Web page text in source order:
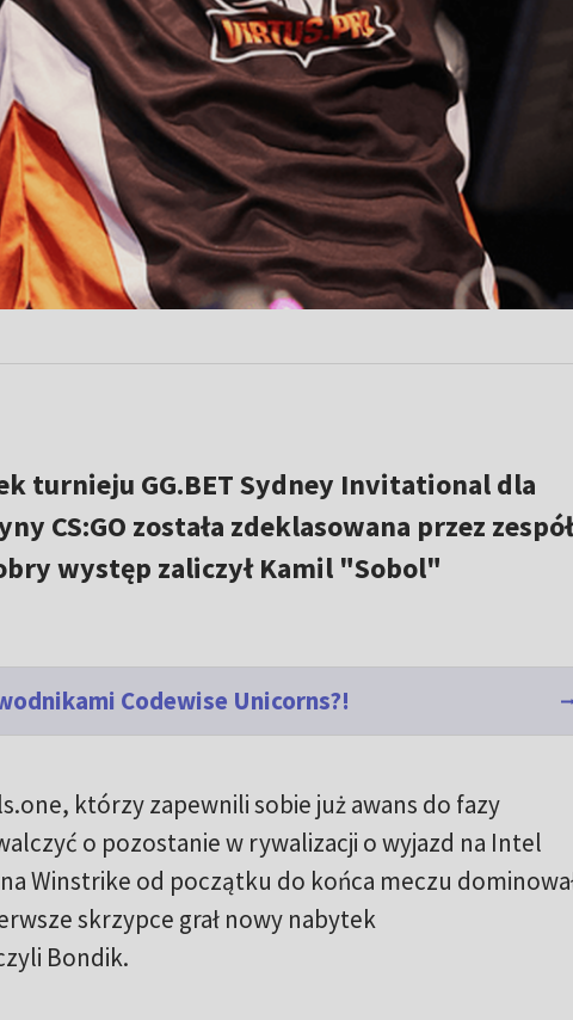
turnieju GG.BET Sydney Invitational dla
CS:GO została zdeklasowana przez zespół
występ zaliczył Kamil "Sobol"
Codewise Unicorns?!
którzy zapewnili sobie już awans do fazy
o pozostanie w rywalizacji o wyjazd na Intel
Winstrike od początku do końca meczu
skrzypce grał nowy nabytek
Bondik.